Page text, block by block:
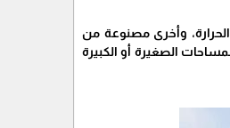
وأخرى مصنوعة من
الصغيرة أو الكبيرة